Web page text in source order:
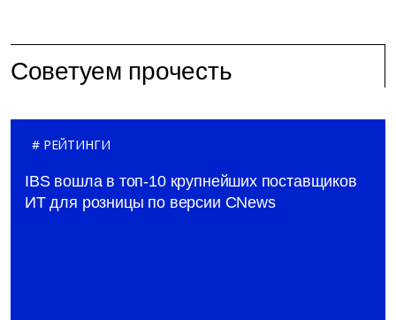
Советуем прочесть
РЕЙТИНГИ
IBS вошла в топ-10 крупнейших поставщиков
ИТ для розницы по версии CNews